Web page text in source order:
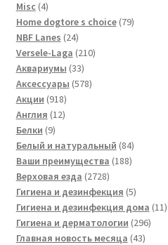
Misc 44
товара
Home dogtore s choice 7979
NBF Lanes 2424
товара
Versele-Laga 210210
Аквариумы 3333
товара
Аксессуары 578578
Акции 918918
товаров
Англия 1212
Белки 99
товаров
Белый и натуральный 8484
товара
Ваши преимущества 188188
Верховая езда 27282728
товаров
Гигиена и дезинфекция 55
товаров
Гигиена и дезинфекция дома 1111
Гигиена и дерматологии 296296
Главная новость месяца 4343